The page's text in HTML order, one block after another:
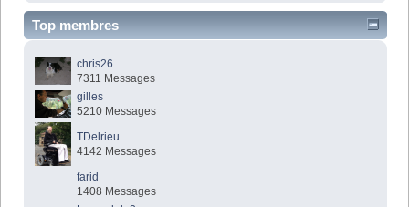
Top membres
chris26
7311 Messages
gilles
5210 Messages
TDelrieu
4142 Messages
farid
1408 Messages